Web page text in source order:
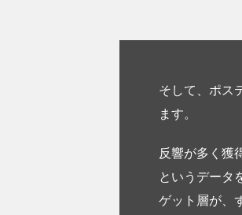
そして、ポス
ます。
反響が多く獲
というデータ
ゲット層が、